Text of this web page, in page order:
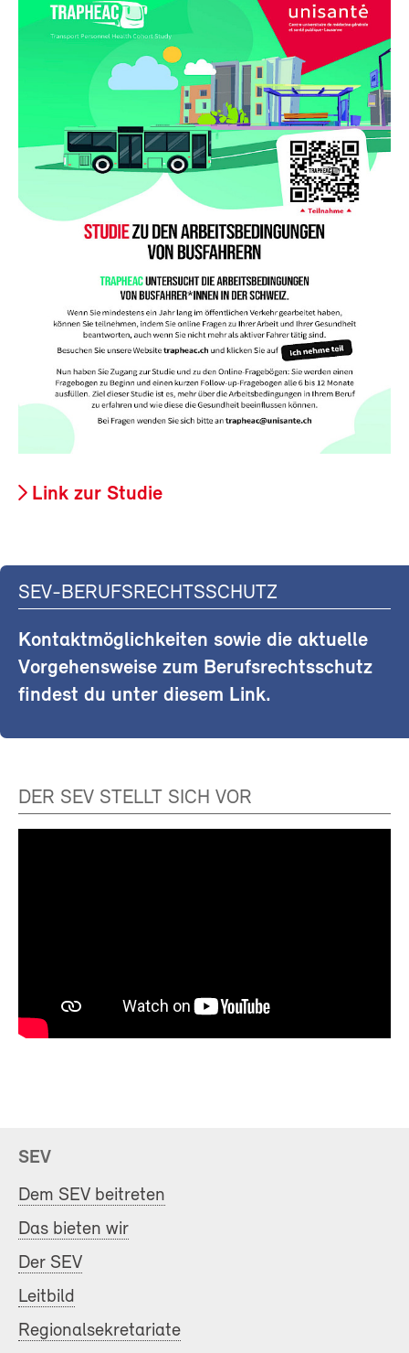
Link zur Studie
SEV-BERUFSRECHTSSCHUTZ
Kontaktmöglichkeiten sowie die aktuelle
Vorgehensweise zum Berufsrechtsschutz
findest du unter diesem Link.
DER SEV STELLT SICH VOR
SEV
Dem SEV beitreten
Das bieten wir
Der SEV
Leitbild
Regionalsekretariate